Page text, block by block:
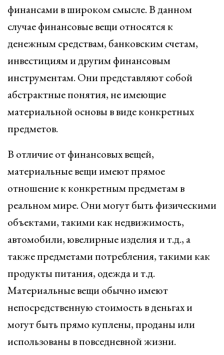
финансами в широком смысле. В данном
случае финансовые вещи относятся к
денежным средствам, банковским счетам,
инвестициям и другим финансовым
инструментам. Они представляют собой
абстрактные понятия, не имеющие
материальной основы в виде конкретных
предметов.
В отличие от финансовых вещей,
материальные вещи имеют прямое
отношение к конкретным предметам в
реальном мире. Они могут быть физическими
объектами, такими как недвижимость,
автомобили, ювелирные изделия и т.д., а
также предметами потребления, такими как
продукты питания, одежда и т.д.
Материальные вещи обычно имеют
непосредственную стоимость в деньгах и
могут быть прямо куплены, проданы или
использованы в повседневной жизни.